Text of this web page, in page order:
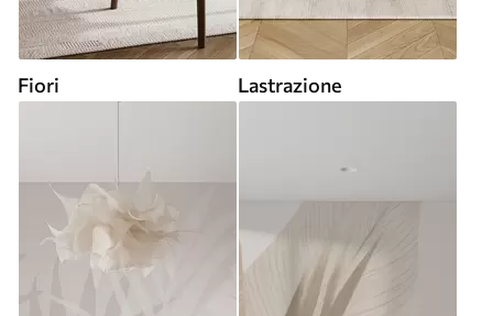
Fiori Lastrazione